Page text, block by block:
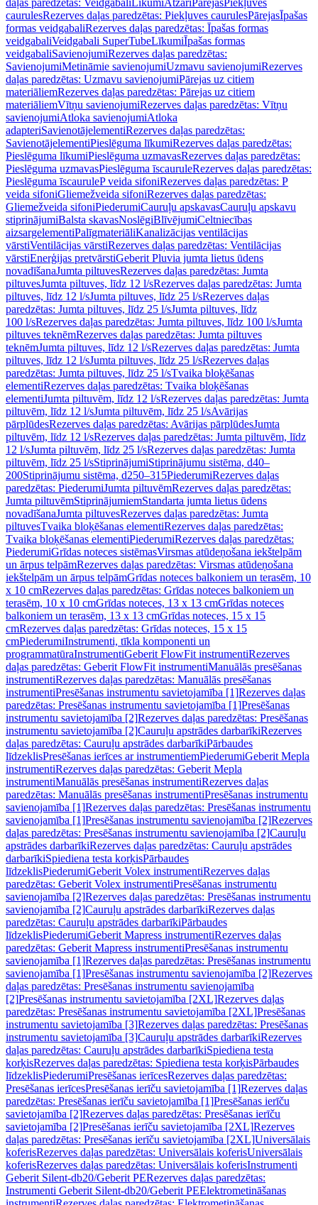
daļas paredzētas: Veidgabali LīkumiAtzari PārejasPiekļuves
caurulesRezerves daļas paredzētas: Piekļuves caurulesPārejasĪpašas
formas veidgabaliRezerves daļas paredzētas: Īpašas formas
veidgabaliVeidgabali SuperTubeLīkumiĪpašas formas
veidgabaliSavienojumiRezerves daļas paredzētas:
SavienojumiMetināmie savienojumiUzmavu savienojumiRezerves
daļas paredzētas: Uzmavu savienojumiPārejas uz citiem
materiāliemRezerves daļas paredzētas: Pārejas uz citiem
materiāliemVītņu savienojumiRezerves daļas paredzētas: Vītņu
savienojumiAtloka savienojumiAtloka
adapteriSavienotājelementiRezerves daļas paredzētas:
SavienotājelementiPieslēguma līkumiRezerves daļas paredzētas:
Pieslēguma līkumiPieslēguma uzmavasRezerves daļas paredzētas:
Pieslēguma uzmavasPieslēguma īscauruleRezerves daļas paredzētas:
Pieslēguma īscauruleP veida sifoniRezerves daļas paredzētas: P
veida sifoniGliemežveida sifoniRezerves daļas paredzētas:
Gliemežveida sifoniPiederumiCauruļu apskavasCauruļu apskavu
stiprinājumiBalsta skavasNoslēgiBlīvējumiCeltniecības
aizsargelementiPalīgmateriāliKanalizācijas ventilācijas
vārstiVentilācijas vārstiRezerves daļas paredzētas: Ventilācijas
vārstiEnerģijas pretvārstiGeberit Pluvia jumta lietus ūdens
novadīšanaJumta piltuvesRezerves daļas paredzētas: Jumta
piltuvesJumta piltuves, līdz 12 l/sRezerves daļas paredzētas: Jumta
piltuves, līdz 12 l/sJumta piltuves, līdz 25 l/sRezerves daļas
paredzētas: Jumta piltuves, līdz 25 l/sJumta piltuves, līdz
100 l/sRezerves daļas paredzētas: Jumta piltuves, līdz 100 l/sJumta
piltuves teknēmRezerves daļas paredzētas: Jumta piltuves
teknēmJumta piltuves, līdz 12 l/sRezerves daļas paredzētas: Jumta
piltuves, līdz 12 l/sJumta piltuves, līdz 25 l/sRezerves daļas
paredzētas: Jumta piltuves, līdz 25 l/sTvaika bloķēšanas
elementiRezerves daļas paredzētas: Tvaika bloķēšanas
elementiJumta piltuvēm, līdz 12 l/sRezerves daļas paredzētas: Jumta
piltuvēm, līdz 12 l/sJumta piltuvēm, līdz 25 l/sAvārijas
pārplūdesRezerves daļas paredzētas: Avārijas pārplūdesJumta
piltuvēm, līdz 12 l/sRezerves daļas paredzētas: Jumta piltuvēm, līdz
12 l/sJumta piltuvēm, līdz 25 l/sRezerves daļas paredzētas: Jumta
piltuvēm, līdz 25 l/sStiprinājumiStiprinājumu sistēma, d40–
200Stiprinājumu sistēma, d250–315PiederumiRezerves daļas
paredzētas: PiederumiJumta piltuvēmRezerves daļas paredzētas:
Jumta piltuvēmStiprinājumiemStandarta jumta lietus ūdens
novadīšanaJumta piltuvesRezerves daļas paredzētas: Jumta
piltuvesTvaika bloķēšanas elementiRezerves daļas paredzētas:
Tvaika bloķēšanas elementiPiederumiRezerves daļas paredzētas:
PiederumiGrīdas noteces sistēmasVirsmas atūdeņošana iekštelpām
un ārpus telpāmRezerves daļas paredzētas: Virsmas atūdeņošana
iekštelpām un ārpus telpāmGrīdas noteces balkoniem un terasēm, 10
x 10 cmRezerves daļas paredzētas: Grīdas noteces balkoniem un
terasēm, 10 x 10 cmGrīdas noteces, 13 x 13 cmGrīdas noteces
balkoniem un terasēm, 13 x 13 cmGrīdas noteces, 15 x 15
cmRezerves daļas paredzētas: Grīdas noteces, 15 x 15
cmPiederumiInstrumenti, tīkla komponenti un
programmatūraInstrumentiGeberit FlowFit instrumentiRezerves
daļas paredzētas: Geberit FlowFit instrumentiManuālās presēšanas
instrumentiRezerves daļas paredzētas: Manuālās presēšanas
instrumentiPresēšanas instrumentu savietojamība [1]Rezerves daļas
paredzētas: Presēšanas instrumentu savietojamība [1]Presēšanas
instrumentu savietojamība [2]Rezerves daļas paredzētas: Presēšanas
instrumentu savietojamība [2]Cauruļu apstrādes darbarīkiRezerves
daļas paredzētas: Cauruļu apstrādes darbarīkiPārbaudes
līdzeklisPresēšanas ierīces ar instrumentiemPiederumiGeberit Mepla
instrumentiRezerves daļas paredzētas: Geberit Mepla
instrumentiManuālās presēšanas instrumentiRezerves daļas
paredzētas: Manuālās presēšanas instrumentiPresēšanas instrumentu
savienojamība [1]Rezerves daļas paredzētas: Presēšanas instrumentu
savienojamība [1]Presēšanas instrumentu savienojamība [2]Rezerves
daļas paredzētas: Presēšanas instrumentu savienojamība [2]Cauruļu
apstrādes darbarīkiRezerves daļas paredzētas: Cauruļu apstrādes
darbarīkiSpiediena testa korķisPārbaudes
līdzeklisPiederumiGeberit Volex instrumentiRezerves daļas
paredzētas: Geberit Volex instrumentiPresēšanas instrumentu
savienojamība [2]Rezerves daļas paredzētas: Presēšanas instrumentu
savienojamība [2]Cauruļu apstrādes darbarīkiRezerves daļas
paredzētas: Cauruļu apstrādes darbarīkiPārbaudes
līdzeklisPiederumiGeberit Mapress instrumentiRezerves daļas
paredzētas: Geberit Mapress instrumentiPresēšanas instrumentu
savienojamība [1]Rezerves daļas paredzētas: Presēšanas instrumentu
savienojamība [1]Presēšanas instrumentu savienojamība [2]Rezerves
daļas paredzētas: Presēšanas instrumentu savienojamība
[2]Presēšanas instrumentu savietojamība [2XL]Rezerves daļas
paredzētas: Presēšanas instrumentu savietojamība [2XL]Presēšanas
instrumentu savietojamība [3]Rezerves daļas paredzētas: Presēšanas
instrumentu savietojamība [3]Cauruļu apstrādes darbarīkiRezerves
daļas paredzētas: Cauruļu apstrādes darbarīkiSpiediena testa
korķisRezerves daļas paredzētas: Spiediena testa korķisPārbaudes
līdzeklisPiederumiPresēšanas ierīcesRezerves daļas paredzētas:
Presēšanas ierīcesPresēšanas ierīču savietojamība [1]Rezerves daļas
paredzētas: Presēšanas ierīču savietojamība [1]Presēšanas ierīču
savietojamība [2]Rezerves daļas paredzētas: Presēšanas ierīču
savietojamība [2]Presēšanas ierīču savietojamība [2XL]Rezerves
daļas paredzētas: Presēšanas ierīču savietojamība [2XL]Universālais
koferisRezerves daļas paredzētas: Universālais koferisUniversālais
koferisRezerves daļas paredzētas: Universālais koferisInstrumenti
Geberit Silent-db20/Geberit PERezerves daļas paredzētas:
Instrumenti Geberit Silent-db20/Geberit PEElektrometināšanas